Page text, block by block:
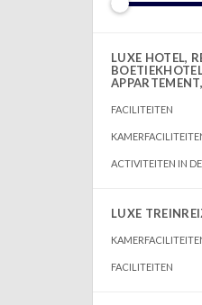
LUXE HOTEL,
FACILITEITEN
ACTIVITEITEN IN
LUXE
FACILITEITEN